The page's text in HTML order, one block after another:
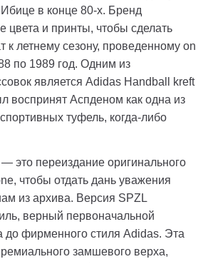
в конце 80-х. Бренд
цвета и принты, чтобы сделать
к летнему сезону, проведенному on
по 1989 год. Одним из
является Adidas Handball kreft
воспринят Аспденом как одна из
туфель, когда-либо
это переиздание оригинального
чтобы отдать дань уважения
из архива. Версия SPZL
верный первоначальной
до фирменного стиля Adidas. Эта
замшевого верха,